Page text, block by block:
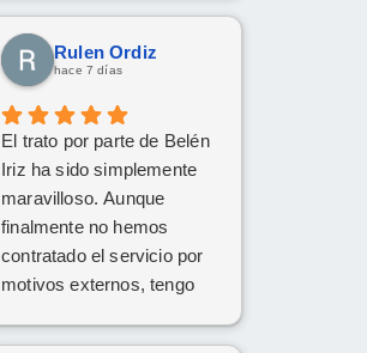
Rulen Ordiz
hace 7 días
El trato por parte de Belén
Iriz ha sido simplemente
maravilloso. Aunque
finalmente no hemos
contratado el servicio por
motivos externos, tengo
decido dar el paso, volveré